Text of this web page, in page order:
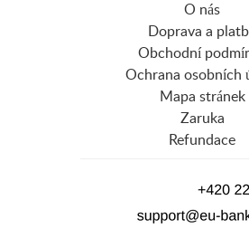
O nás
Doprava a
Obchodní
Ochrana osobních
Mapa stránek
Zaruka
Refundace